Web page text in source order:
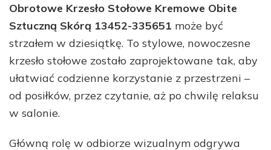
Obrotowe Krzesło Stołowe Kremowe Obite
Sztuczną Skórą 13452-335651 może być
strzałem w dziesiątkę. To stylowe, nowoczesne
krzesło stołowe zostało zaprojektowane tak, aby
ułatwiać codzienne korzystanie z przestrzeni –
od posiłków, przez czytanie, aż po chwilę relaksu
w salonie.
Główną rolę w odbiorze wizualnym odgrywa